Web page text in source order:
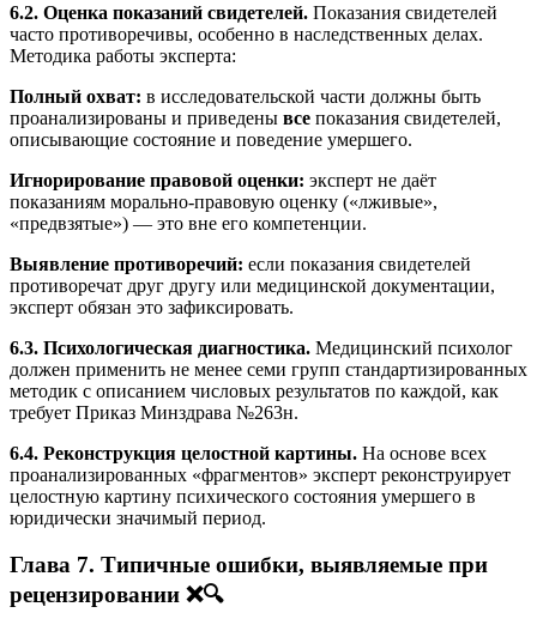
6.2. Оценка показаний свидетелей. Показания свидетелей
часто противоречивы, особенно в наследственных делах.
Методика работы эксперта:
Полный охват: в исследовательской части должны быть
проанализированы и приведены все показания свидетелей,
описывающие состояние и поведение умершего.
Игнорирование правовой оценки: эксперт не даёт
показаниям морально-правовую оценку («лживые»,
«предвзятые») — это вне его компетенции.
Выявление противоречий: если показания свидетелей
противоречат друг другу или медицинской документации,
эксперт обязан это зафиксировать.
6.3. Психологическая диагностика. Медицинский психолог
должен применить не менее семи групп стандартизированных
методик с описанием числовых результатов по каждой, как
требует Приказ Минздрава №263н.
6.4. Реконструкция целостной картины. На основе всех
проанализированных «фрагментов» эксперт реконструирует
целостную картину психического состояния умершего в
юридически значимый период.
Глава 7. Типичные ошибки, выявляемые при
рецензировании ❌🔍